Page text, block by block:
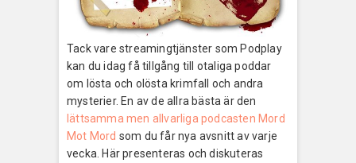
Tack vare streamingtjänster som Podplay
kan du idag få tillgång till otaliga poddar
om lösta och olösta krimfall och andra
mysterier. En av de allra bästa är den
lättsamma men allvarliga podcasten Mord
Mot Mord som du får nya avsnitt av varje
vecka. Här presenteras och diskuteras